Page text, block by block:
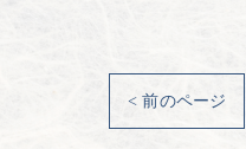
< 前のページ